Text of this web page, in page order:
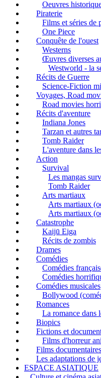
Oeuvres
Piraterie
Films et séries de
One Piece
Conquête de l'ouest
Westerns
Œuvres diverses
Westworld - la
Récits de Guerre
Science-Fiction
Voyages, Road
Road movies
Récits d'aventure
Indiana Jones
Tarzan et autres
Tomb Raider
L'aventure dans
Action
Survival
Les mangas
Tomb Raider
Arts martiaux
Arts martiaux
Arts martiaux
Catastrophe
Kaijū Eiga
Récits de zombis
Drames
Comédies
Comédies
Comédies
Comédies musicales
Bollywood
Romances
La romance dans
Biopics
Fictions et
Films d'horreur
Films documentaires
Les adaptations de
ESPACE ASIATIQUE